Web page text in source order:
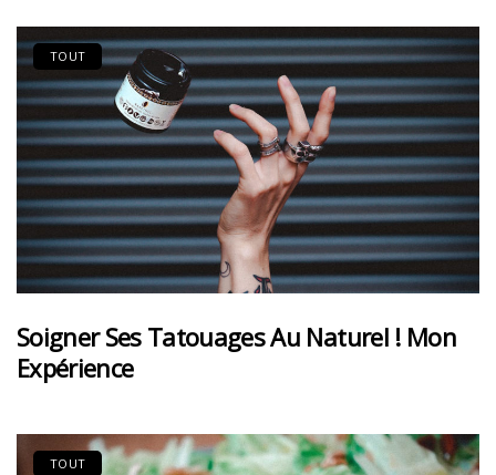
TOUT
Soigner Ses Tatouages Au Naturel ! Mon
Expérience
TOUT